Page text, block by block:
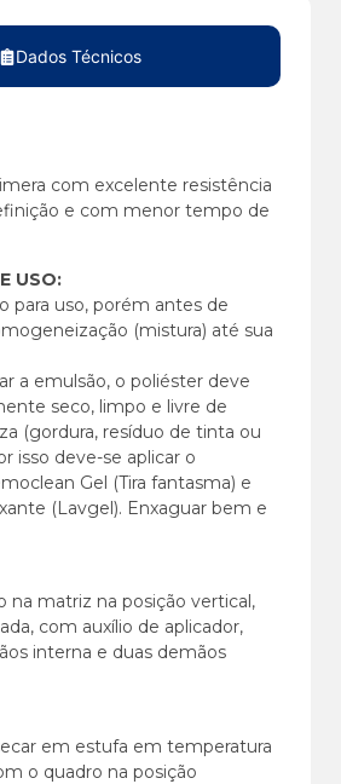
Dados Técnicos
com excelente resistência
e com menor tempo de
USO:
para uso, porém antes de
(mistura) até sua
a emulsão, o poliéster deve
seco, limpo e livre de
(gordura, resíduo de tinta ou
isso deve-se aplicar o
Gel (Tira fantasma) e
(Lavgel). Enxaguar bem e
na matriz na posição vertical,
com auxílio de aplicador,
interna e duas demãos
em estufa em temperatura
o quadro na posição